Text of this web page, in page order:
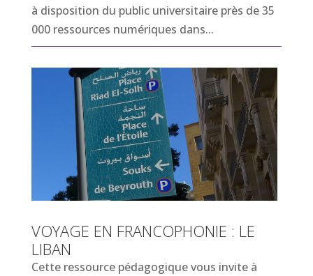
à disposition du public universitaire près de 35
000 ressources numériques dans...
VOYAGE EN FRANCOPHONIE : LE
LIBAN
Cette ressource pédagogique vous invite à